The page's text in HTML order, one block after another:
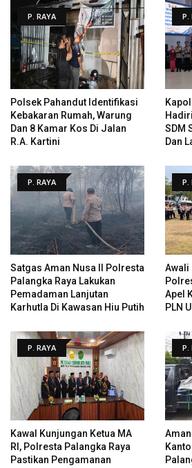
P. RAYA
Polsek Pahandut Identifikasi
Kebakaran Rumah, Warung
Dan 8 Kamar Kos Di Jalan
R.A. Kartini
P.
SDM
Dan
P. RAYA
Satgas Aman Nusa II Polresta
Palangka Raya Lakukan
Pemadaman Lanjutan
Karhutla Di Kawasan Hiu Putih
P.
Awali
Apel
PLN
P. RAYA
Kawal Kunjungan Ketua MA
RI, Polresta Palangka Raya
Pastikan Pengamanan
P.